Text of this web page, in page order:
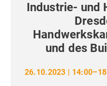
Industrie- und
und des
26.10.2023 |